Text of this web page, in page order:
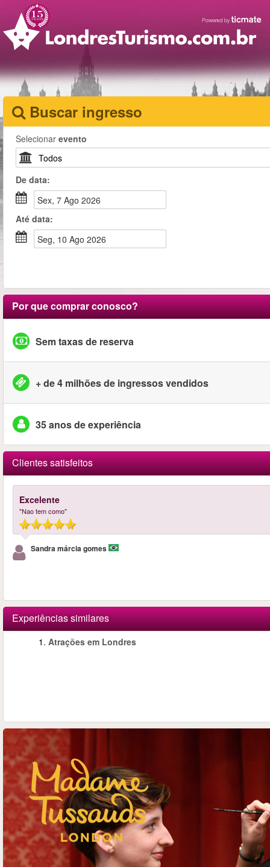
Buscar ingresso
Selecionar evento
De data:
sex, 7 Ago 2026
Até data:
seg, 10 Ago 2026
Por que comprar conosco?
Sem taxas de reserva
+ de 4 milhões de ingressos vendidos
35 anos de experiência
Clientes satisfeitos
Excelente
"Nao tem como"
Sandra márcia gomes
Experiências similares
1. Atrações em Londres